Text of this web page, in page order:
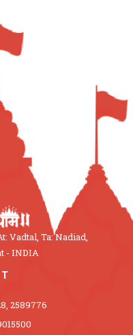
Vadtal, Ta: Nadiad,
- INDIA
2589776